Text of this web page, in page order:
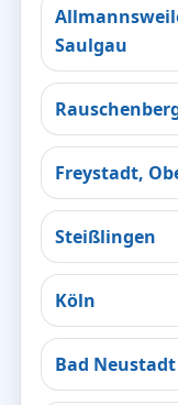
Saulgau
Freystadt,
Steißlingen
Köln
Bad